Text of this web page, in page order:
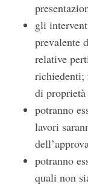
gli
prevalente
relative
richiedenti;
di
potranno
lavori
potranno
quali non